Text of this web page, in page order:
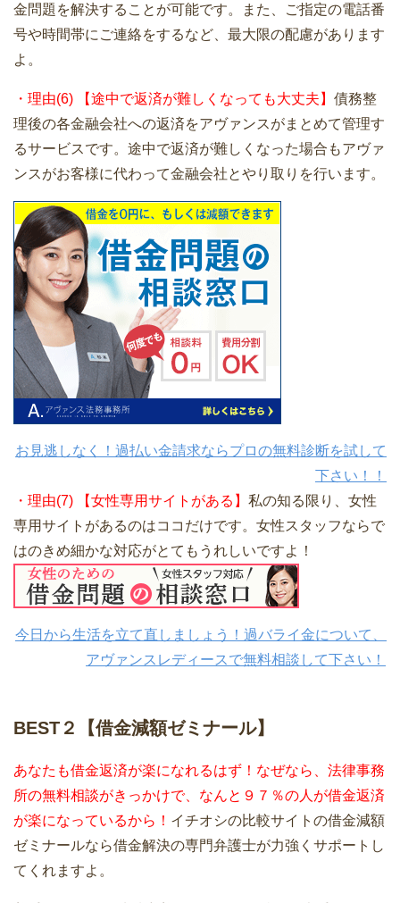
金問題を解決することが可能です。また、ご指定の電話番
号や時間帯にご連絡をするなど、最大限の配慮があります
よ。
・理由(6) 【途中で返済が難しくなっても大丈夫】 債務整
理後の各金融会社への返済をアヴァンスがまとめて管理す
るサービスです。途中で返済が難しくなった場合もアヴァ
ンスがお客様に代わって金融会社とやり取りを行います。
お見逃しなく！過払い金請求ならプロの無料診断を試して
下さい！！
・理由(7) 【女性専用サイトがある】 私の知る限り、女性
専用サイトがあるのはココだけです。女性スタッフならで
はのきめ細かな対応がとてもうれしいですよ！
今日から生活を立て直しましょう！過バライ金について、
アヴァンスレディースで無料相談して下さい！
BEST２【借金減額ゼミナール】
あなたも借金返済が楽になれるはず！なぜなら、法律事務
所の無料相談がきっかけで、なんと９７％の人が借金返済
が楽になっているから！ イチオシの比較サイトの借金減額
ゼミナールなら借金解決の専門弁護士が力強くサポートし
てくれますよ。